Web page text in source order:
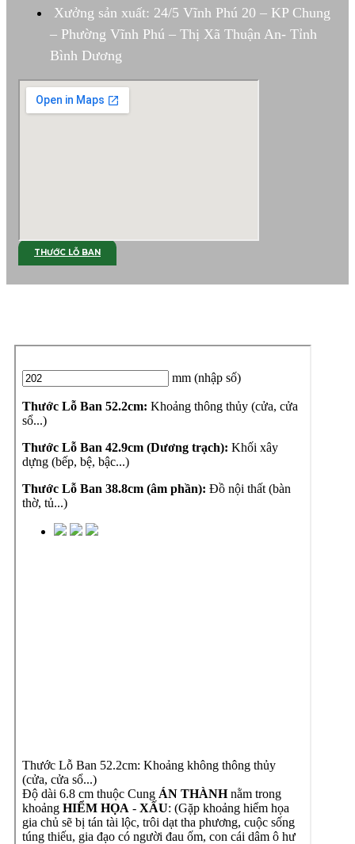
Xưởng sản xuất: 24/5 Vĩnh Phú 20 – KP Chung
– Phường Vĩnh Phú – Thị Xã Thuận An- Tỉnh
Bình Dương
THƯỚC LỖ BAN